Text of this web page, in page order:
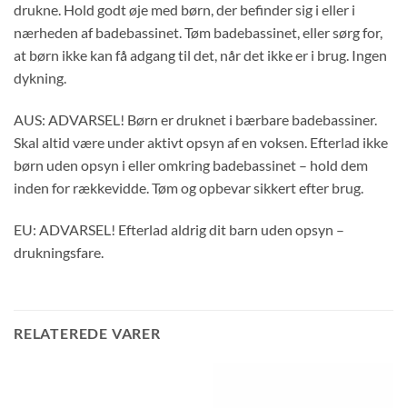
drukne. Hold godt øje med børn, der befinder sig i eller i
nærheden af badebassinet. Tøm badebassinet, eller sørg for,
at børn ikke kan få adgang til det, når det ikke er i brug. Ingen
dykning.
AUS: ADVARSEL! Børn er druknet i bærbare badebassiner.
Skal altid være under aktivt opsyn af en voksen. Efterlad ikke
børn uden opsyn i eller omkring badebassinet – hold dem
inden for rækkevidde. Tøm og opbevar sikkert efter brug.
EU: ADVARSEL! Efterlad aldrig dit barn uden opsyn –
drukningsfare.
RELATEREDE VARER